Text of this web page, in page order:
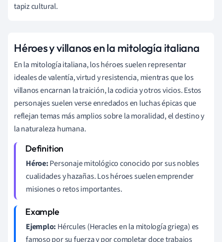
tapiz cultural.
Héroes y villanos en la mitología italiana
En la mitología italiana, los héroes suelen representar
ideales de valentía, virtud y resistencia, mientras que los
villanos encarnan la traición, la codicia y otros vicios. Estos
personajes suelen verse enredados en luchas épicas que
reflejan temas más amplios sobre la moralidad, el destino y
la naturaleza humana.
Héroe:Personaje mitológico conocido por sus nobles
cualidades y hazañas. Los héroes suelen emprender
misiones o retos importantes.
Ejemplo: Hércules (Heracles en la mitología griega) es
famoso por su fuerza y por completar doce trabajos